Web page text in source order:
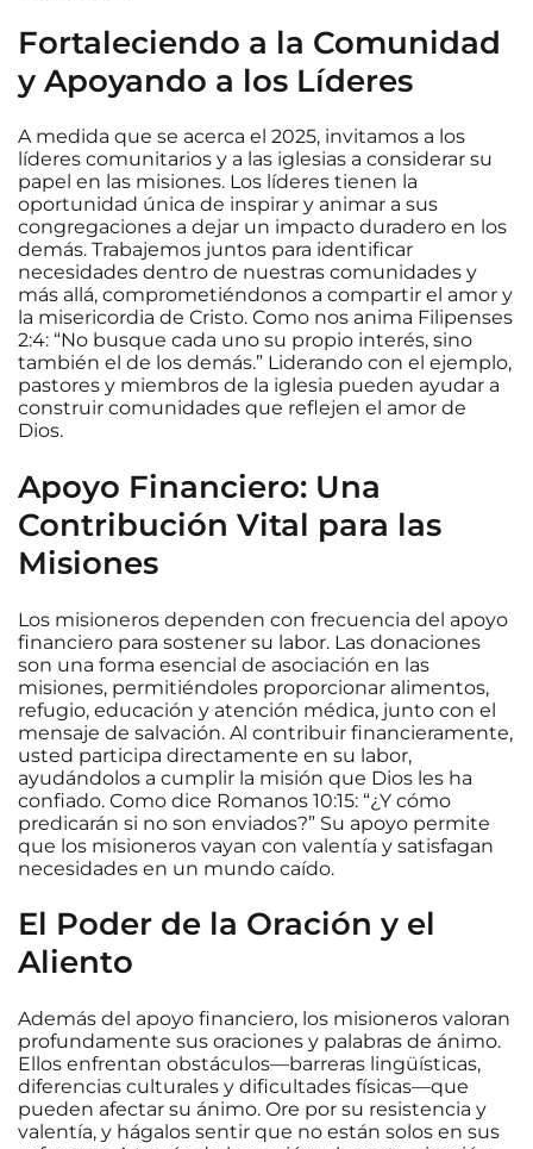
Fortaleciendo a la Comunidad
y Apoyando a los Líderes
A medida que se acerca el 2025, invitamos a los
líderes comunitarios y a las iglesias a considerar su
papel en las misiones. Los líderes tienen la
oportunidad única de inspirar y animar a sus
congregaciones a dejar un impacto duradero en los
demás. Trabajemos juntos para identificar
necesidades dentro de nuestras comunidades y
más allá, comprometiéndonos a compartir el amor y
la misericordia de Cristo. Como nos anima Filipenses
2:4: “No busque cada uno su propio interés, sino
también el de los demás.” Liderando con el ejemplo,
pastores y miembros de la iglesia pueden ayudar a
construir comunidades que reflejen el amor de
Dios.
Apoyo Financiero: Una
Contribución Vital para las
Misiones
Los misioneros dependen con frecuencia del apoyo
financiero para sostener su labor. Las donaciones
son una forma esencial de asociación en las
misiones, permitiéndoles proporcionar alimentos,
refugio, educación y atención médica, junto con el
mensaje de salvación. Al contribuir financieramente,
usted participa directamente en su labor,
ayudándolos a cumplir la misión que Dios les ha
confiado. Como dice Romanos 10:15: “¿Y cómo
predicarán si no son enviados?” Su apoyo permite
que los misioneros vayan con valentía y satisfagan
necesidades en un mundo caído.
El Poder de la Oración y el
Aliento
Además del apoyo financiero, los misioneros valoran
profundamente sus oraciones y palabras de ánimo.
Ellos enfrentan obstáculos—barreras lingüísticas,
diferencias culturales y dificultades físicas—que
pueden afectar su ánimo. Ore por su resistencia y
valentía, y hágalos sentir que no están solos en sus